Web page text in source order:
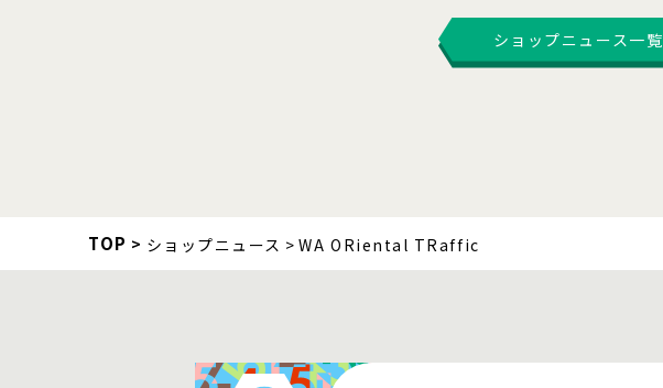
ショップニュース一覧
TOP ショップニュース WA ORiental TRaffic